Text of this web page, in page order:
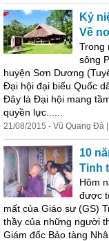
Kỷ
Về
Trong
sông
huyện Sơn Dương
Đại hội đại biểu Quốc
Đây là Đại hội mang
quyền lực......
21/08/2015 - Vũ Quang Đá
10
Tinh
Hôm
được
mất của Giáo sư (GS)
thầy của những người
Giám đốc Bảo tàng